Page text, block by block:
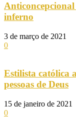
inferno
3 de março de 2021
0
Estilista católica
pessoas de Deus
15 de janeiro de 2021
0